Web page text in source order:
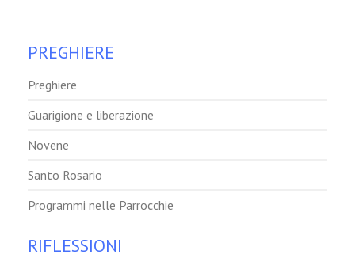
PREGHIERE
Preghiere
Guarigione e liberazione
Novene
Santo Rosario
Programmi nelle Parrocchie
RIFLESSIONI